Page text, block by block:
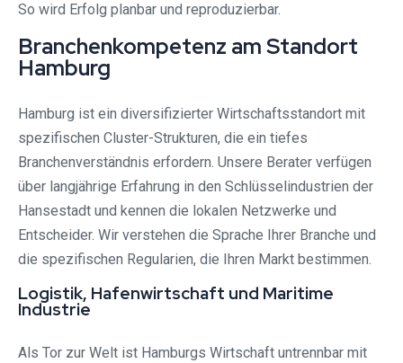
So wird Erfolg planbar und reproduzierbar.
Branchenkompetenz am Standort
Hamburg
Hamburg ist ein diversifizierter Wirtschaftsstandort mit
spezifischen Cluster-Strukturen, die ein tiefes
Branchenverständnis erfordern. Unsere Berater verfügen
über langjährige Erfahrung in den Schlüsselindustrien der
Hansestadt und kennen die lokalen Netzwerke und
Entscheider. Wir verstehen die Sprache Ihrer Branche und
die spezifischen Regularien, die Ihren Markt bestimmen.
Logistik, Hafenwirtschaft und Maritime
Industrie
Als Tor zur Welt ist Hamburgs Wirtschaft untrennbar mit